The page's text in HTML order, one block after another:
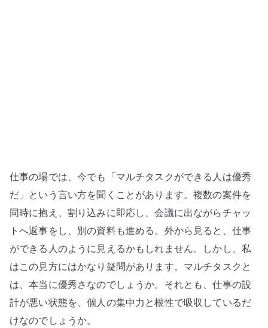
コ
ン
テ
キ
ト
ス
イ
ッ
チ
仕事の場では、今でも「マルチタスクができる人は優秀
だ」という言い方を聞くことがあります。複数の案件を
同時に抱え、割り込みに即応し、会議に出ながらチャッ
トへ返事をし、別の資料も進める。外から見ると、仕事
ができる人のように見えるかもしれません。しかし、私
はこの見方にはかなり疑問があります。マルチタスクと
は、本当に優秀さなのでしょうか。それとも、仕事の設
計が悪い状態を、個人の集中力と根性で吸収しているだ
けなのでしょうか。